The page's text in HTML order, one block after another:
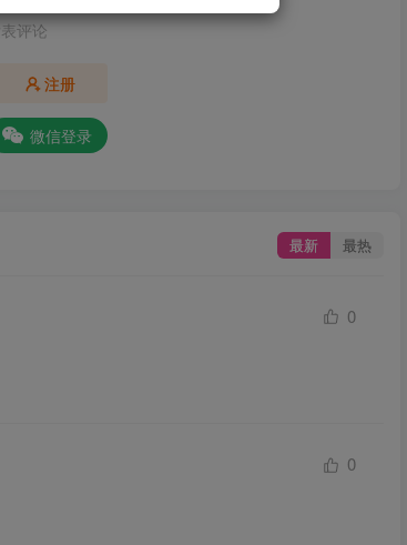
评论
注册
微信登录
最新 最热
0
0